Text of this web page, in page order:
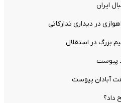
ایران
در دیداری تدارکاتی
بزرگ در استقلال
پیوست
آبادان پیوست
داد؟